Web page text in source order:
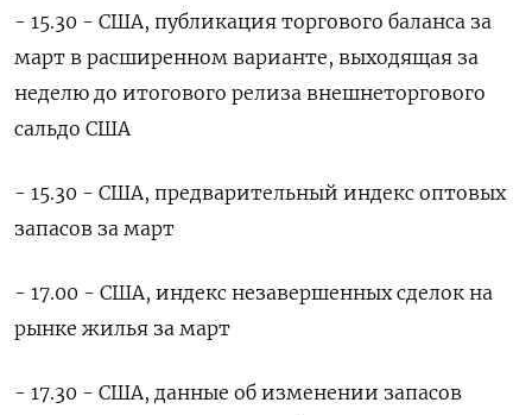
- 15.30 - США, публикация торгового баланса за
март в расширенном варианте, выходящая за
неделю до итогового релиза внешнеторгового
сальдо США
- 15.30 - США, предварительный индекс оптовых
запасов за март
- 17.00 - США, индекс незавершенных сделок на
рынке жилья за март
- 17.30 - США, данные об изменении запасов